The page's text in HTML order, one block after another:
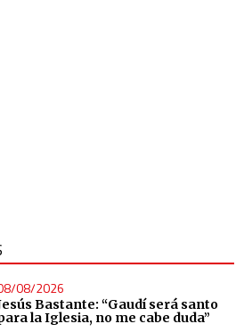
08/2026
Bastante: “Gaudí será santo
la Iglesia, no me cabe duda”